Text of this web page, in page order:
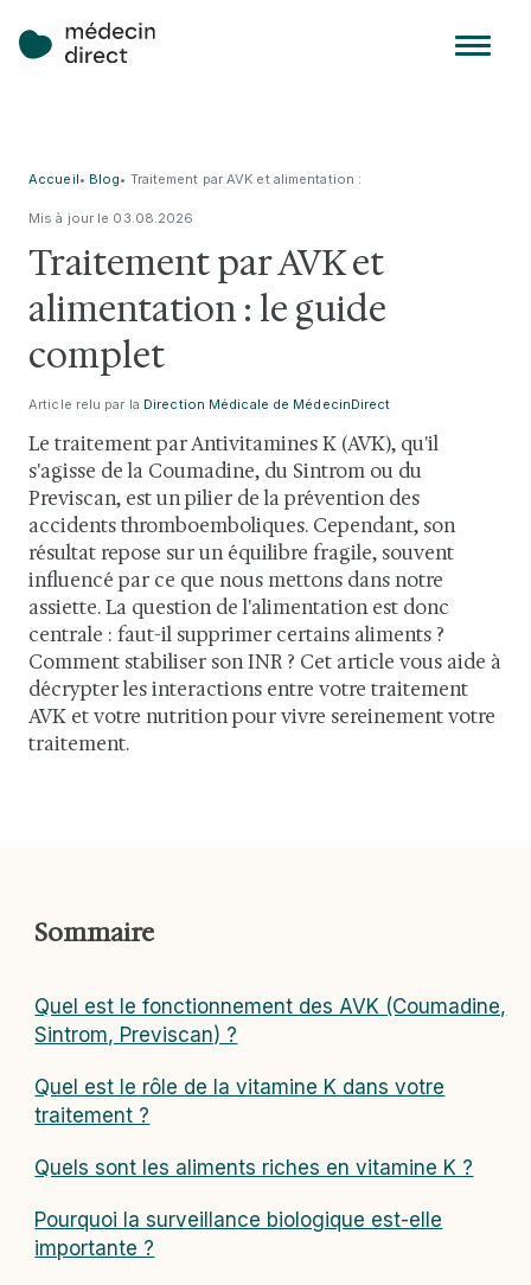
Accueil• Blog• Traitement par AVK et alimentation :
Traitement par AVK et
alimentation : le guide
complet
Mis à jour le 03.08.2026
Article relu par la Direction Médicale de MédecinDirect
Le traitement par Antivitamines K (AVK), qu'il
s'agisse de la Coumadine, du Sintrom ou du
Previscan, est un pilier de la prévention des
accidents thromboemboliques. Cependant, son
résultat repose sur un équilibre fragile, souvent
influencé par ce que nous mettons dans notre
assiette. La question de l'alimentation est donc
centrale : faut-il supprimer certains aliments ?
Comment stabiliser son INR ? Cet article vous aide à
décrypter les interactions entre votre traitement
AVK et votre nutrition pour vivre sereinement votre
traitement.
Sommaire
Quel est le fonctionnement des AVK (Coumadine,
Sintrom, Previscan) ?
Quel est le rôle de la vitamine K dans votre
traitement ?
Quels sont les aliments riches en vitamine K ?
Pourquoi la surveillance biologique est-elle
importante ?